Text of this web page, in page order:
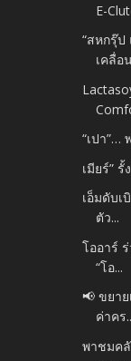
E-
“สหกรุ๊ป
เคลื่อ
“เปา”…
เมียร์”
เอ็มดับเ
ตัว...
โออาร์
“โอ...
📢 ขยา
ค่าคร
พาชมค